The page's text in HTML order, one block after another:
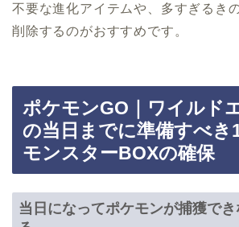
不要な進化アイテムや、多すぎるき
削除するのがおすすめです。
ポケモンGO｜ワイルド
の当日までに準備すべ
モンスターBOXの確保
当日になってポケモンが捕獲で